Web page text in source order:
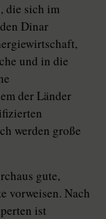
die sich im
Dinar
und in die
der Länder
werden große
gute,
vorweisen. Nach
ist